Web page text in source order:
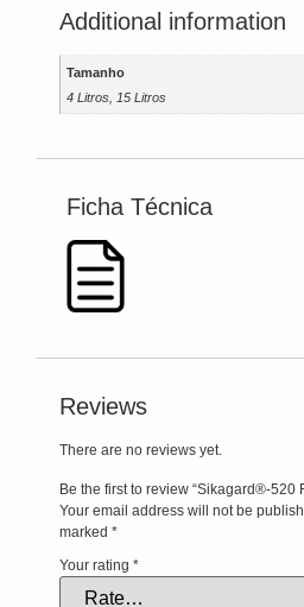
Additional information
Tamanho
4 Litros, 15 Litros
‎ Ficha Técnica
Reviews
There are no reviews yet.
Be the first to review “Sikagard®-520
Your email address will not be
marked *
Your rating *